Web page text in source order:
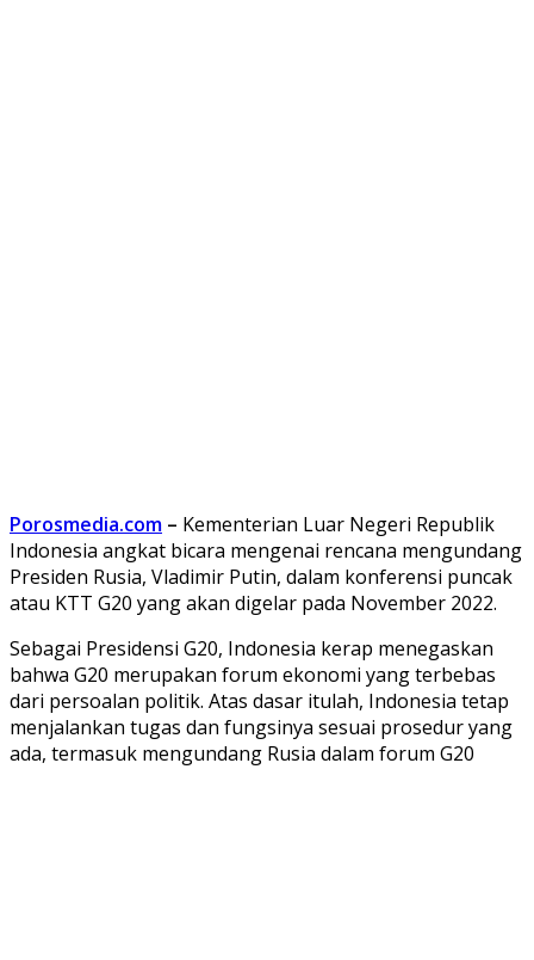
Porosmedia.com – Kementerian Luar Negeri Republik
Indonesia angkat bicara mengenai rencana mengundang
Presiden Rusia, Vladimir Putin, dalam konferensi puncak
atau KTT G20 yang akan digelar pada November 2022.
Sebagai Presidensi G20, Indonesia kerap menegaskan
bahwa G20 merupakan forum ekonomi yang terbebas
dari persoalan politik. Atas dasar itulah, Indonesia tetap
menjalankan tugas dan fungsinya sesuai prosedur yang
ada, termasuk mengundang Rusia dalam forum G20